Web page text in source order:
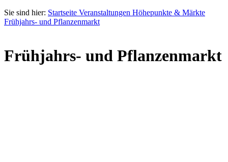
Sie sind hier: Startseite Veranstaltungen Höhepunkte & Märkte
Frühjahrs- und Pflanzenmarkt
Frühjahrs- und Pflanzenmarkt